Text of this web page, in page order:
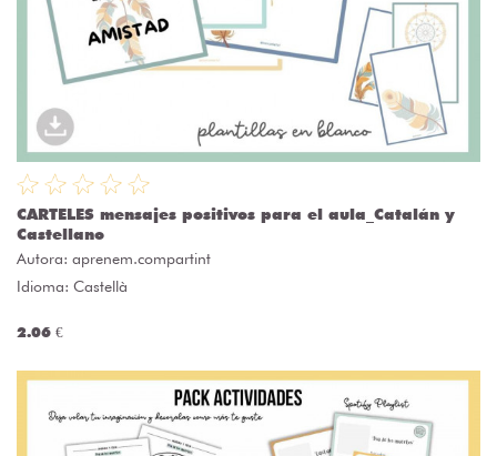
CARTELES mensajes positivos para el aula_Catalán y
Castellano
Autora: aprenem.compartint
Idioma: Castellà
2.06 €